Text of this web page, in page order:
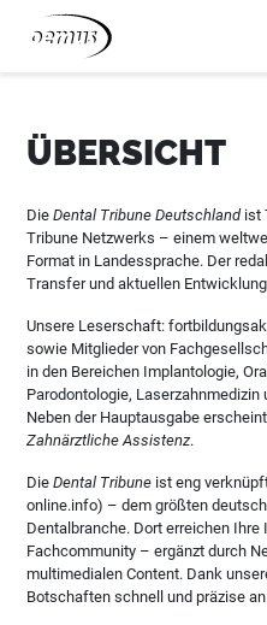
Zum Inhalt springen
ÜBERSICHT
DieDental Tribune Deutschlandist
Tribune Netzwerks – einem
Format in Landessprache. Der
Transfer und aktuellen
Unsere Leserschaft:
sowie Mitglieder von
in den Bereichen Implantologie,
Parodontologie,
Neben der Hauptausgabe
Zahnärztliche Assistenz.
DieDental Tribune ist eng
online.info) – dem größten
Dentalbranche. Dort erreichen
Fachcommunity – ergänzt durch
multimedialen Content. Dank
Botschaften schnell und präzise